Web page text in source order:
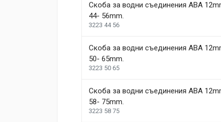
Скоба за водни съединения ABA
44- 56mm.
3223 44 56
Скоба за водни съединения ABA
50- 65mm.
3223 50 65
Скоба за водни съединения ABA
58- 75mm.
3223 58 75